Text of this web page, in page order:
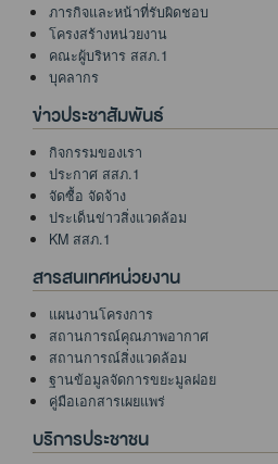
ภารกิจและหน้าที่รับผิดชอบ
โครงสร้างหน่วยงาน
คณะผู้บริหาร สสภ.1
บุคลากร
ข่าวประชาสัมพันธ์
กิจกรรมของเรา
ประกาศ สสภ.1
จัดซื้อ จัดจ้าง
ประเด็นข่าวสิ่งแวดล้อม
KM สสภ.1
สารสนเทศหน่วยงาน
แผนงานโครงการ
สถานการณ์คุณภาพอากาศ
สถานการณ์สิ่งแวดล้อม
ฐานข้อมูลจัดการขยะมูลฝอย
คู่มือเอกสารเผยแพร่
บริการประชาชน